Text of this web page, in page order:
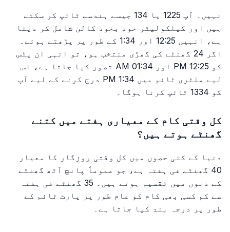
نہیں۔ آپ 1225 یا 134 جیسے ہندسے ٹائپ کر سکتے
ہیں اور کیلکولیٹر خود بخود کالن شامل کر دیتا
ہے، انہیں 12:25 اور 1:34 کے طور پر پڑھتے ہوئے۔
اگر 24 گھنٹے کی گھڑی منتخب ہو، تو انہی ان پٹس
کو 12:25 PM اور 01:34 AM تصور کیا جاتا ہے، اس
لیے ملٹری ٹائم میں 1:34 PM درج کرنے کے لیے آپ
کو 1334 ٹائپ کرنا ہوگا۔
کل وقتی کام کے معیاری ہفتے میں کتنے
گھنٹے ہوتے ہیں؟
دنیا کے کئی حصوں میں کل وقتی روزگار کا معیار
40 گھنٹے فی ہفتہ ہے، جو عموماً پانچ آٹھ گھنٹے
کے دنوں میں تقسیم ہوتے ہیں۔ 35 گھنٹے فی ہفتہ
سے کم کسی بھی کام کو عام طور پر پارٹ ٹائم کے
طور پر درجہ بند کیا جاتا ہے۔